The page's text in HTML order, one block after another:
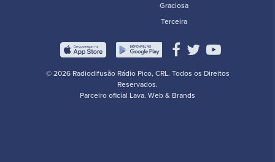
Graciosa
Terceira
© 2026 Radiodifusão Rádio Pico, CRL. Todos os Direitos
Reservados.
Parceiro oficial Lava. Web & Brands